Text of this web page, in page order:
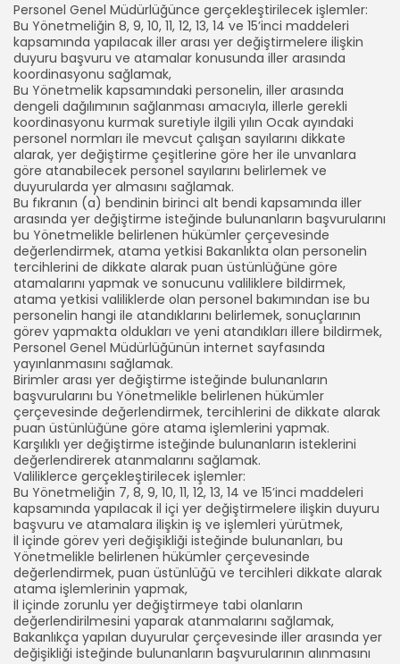
Personel Genel Müdürlüğünce gerçekleştirilecek işlemler:
Bu Yönetmeliğin 8, 9, 10, 11, 12, 13, 14 ve 15’inci maddeleri
kapsamında yapılacak iller arası yer değiştirmelere ilişkin
duyuru başvuru ve atamalar konusunda iller arasında
koordinasyonu sağlamak,
Bu Yönetmelik kapsamındaki personelin, iller arasında
dengeli dağılımının sağlanması amacıyla, illerle gerekli
koordinasyonu kurmak suretiyle ilgili yılın Ocak ayındaki
personel normları ile mevcut çalışan sayılarını dikkate
alarak, yer değiştirme çeşitlerine göre her ile unvanlara
göre atanabilecek personel sayılarını belirlemek ve
duyurularda yer almasını sağlamak.
Bu fıkranın (a) bendinin birinci alt bendi kapsamında iller
arasında yer değiştirme isteğinde bulunanların başvurularını
bu Yönetmelikle belirlenen hükümler çerçevesinde
değerlendirmek, atama yetkisi Bakanlıkta olan personelin
tercihlerini de dikkate alarak puan üstünlüğüne göre
atamalarını yapmak ve sonucunu valiliklere bildirmek,
atama yetkisi valiliklerde olan personel bakımından ise bu
personelin hangi ile atandıklarını belirlemek, sonuçlarının
görev yapmakta oldukları ve yeni atandıkları illere bildirmek,
Personel Genel Müdürlüğünün internet sayfasında
yayınlanmasını sağlamak.
Birimler arası yer değiştirme isteğinde bulunanların
başvurularını bu Yönetmelikle belirlenen hükümler
çerçevesinde değerlendirmek, tercihlerini de dikkate alarak
puan üstünlüğüne göre atama işlemlerini yapmak.
Karşılıklı yer değiştirme isteğinde bulunanların isteklerini
değerlendirerek atanmalarını sağlamak.
Valiliklerce gerçekleştirilecek işlemler:
Bu Yönetmeliğin 7, 8, 9, 10, 11, 12, 13, 14 ve 15’inci maddeleri
kapsamında yapılacak il içi yer değiştirmelere ilişkin duyuru
başvuru ve atamalara ilişkin iş ve işlemleri yürütmek,
İl içinde görev yeri değişikliği isteğinde bulunanları, bu
Yönetmelikle belirlenen hükümler çerçevesinde
değerlendirmek, puan üstünlüğü ve tercihleri dikkate alarak
atama işlemlerinin yapmak,
İl içinde zorunlu yer değiştirmeye tabi olanların
değerlendirilmesini yaparak atanmalarını sağlamak,
Bakanlıkça yapılan duyurular çerçevesinde iller arasında yer
değişikliği isteğinde bulunanların başvurularının alınmasını